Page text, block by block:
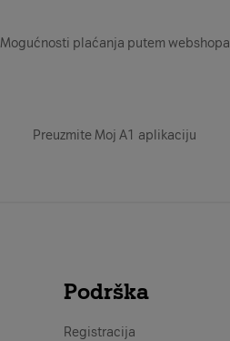
Mogućnosti plaćanja putem webshopa
Preuzmite Moj A1 aplikaciju
Podrška
Registracija